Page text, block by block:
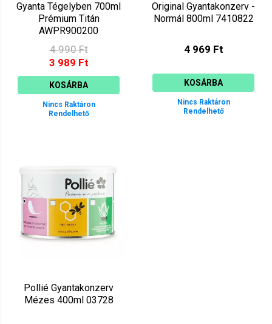
Gyanta Tégelyben 700ml
Prémium Titán
AWPR900200
4 990 Ft
3 989 Ft
KOSÁRBA
Nincs Raktáron
Rendelhető
Original Gyantakonzerv -
Normál 800ml 7410822
4 969 Ft
KOSÁRBA
Nincs Raktáron
Rendelhető
Pollié Gyantakonzerv
Mézes 400ml 03728